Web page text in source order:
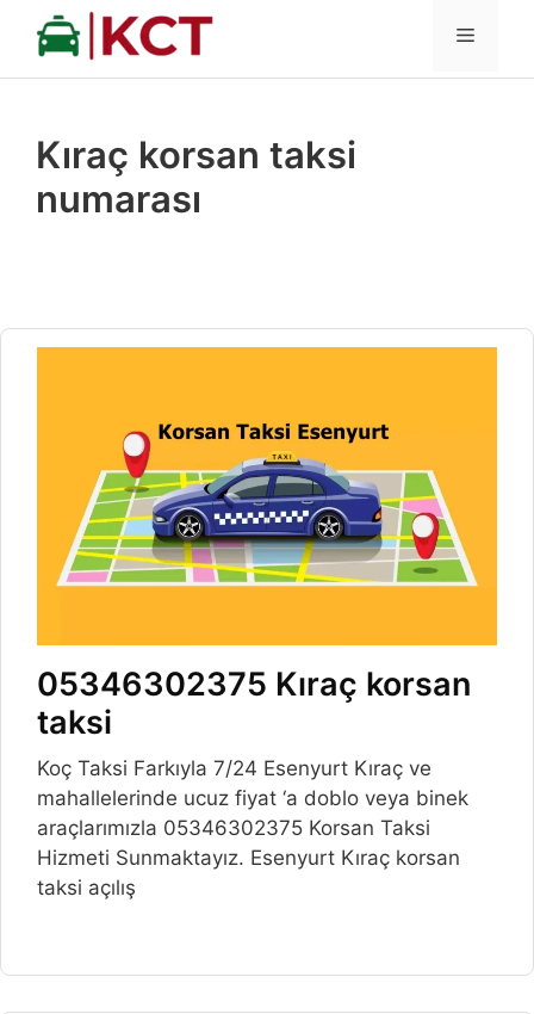
İçeriğe
MENÜ
Kıraç korsan taksi
numarası
05346302375 Kıraç korsan
taksi
Koç Taksi Farkıyla 7/24 Esenyurt Kıraç ve
mahallelerinde ucuz fiyat ‘a doblo veya binek
araçlarımızla 05346302375 Korsan Taksi
Hizmeti Sunmaktayız. Esenyurt Kıraç korsan
taksi açılış